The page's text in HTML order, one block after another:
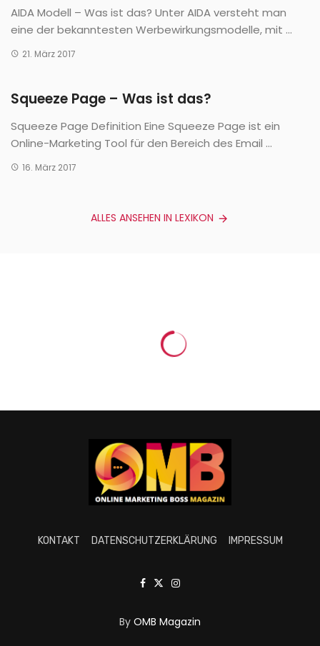
AIDA Modell – Was ist das? Unter AIDA versteht man
eine der bekanntesten Werbewirkungsmodelle, mit ...
21. März 2017
Squeeze Page – Was ist das?
Squeeze Page Definition Eine Squeeze Page ist ein
Online-Marketing Tool für den Bereich des Email ...
16. März 2017
ALLES ANSEHEN IN LEXIKON
KONTAKT DATENSCHUTZERKLÄRUNG IMPRESSUM
By OMB Magazin